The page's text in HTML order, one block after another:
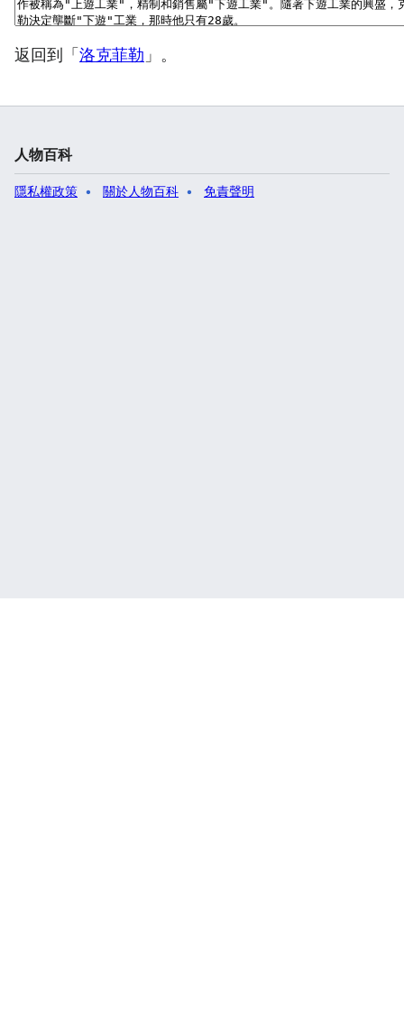
返回到「洛克菲勒 」。
人物百科
隱私權政策 關於人物百科 免責聲明